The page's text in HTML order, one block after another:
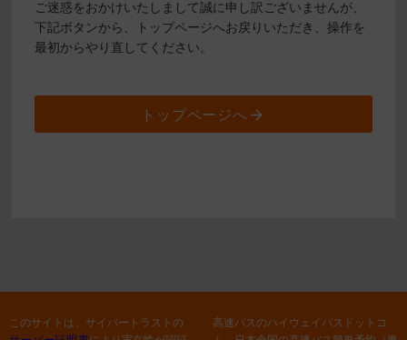
ご迷惑をおかけいたしまして誠に申し訳ございませんが、
下記ボタンから、トップページへお戻りいただき、操作を
最初からやり直してください。
トップページへ
このサイトは、サイバートラストの
高速バスのハイウェイバスドットコ